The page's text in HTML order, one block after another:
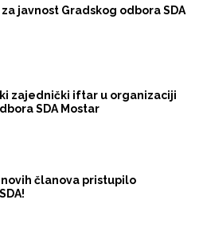
javnost Gradskog odbora SDA
zajednički iftar u organizaciji
SDA Mostar
novih članova pristupilo